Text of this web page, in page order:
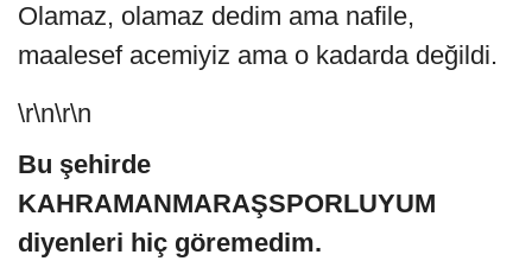
Olamaz, olamaz dedim ama nafile,
maalesef acemiyiz ama o kadarda değildi.
\r\n\r\n
Bu şehirde
KAHRAMANMARAŞSPORLUYUM
diyenleri hiç göremedim.